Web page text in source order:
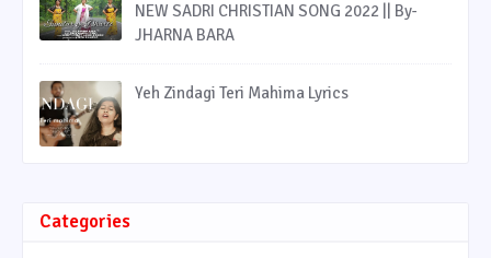
NEW SADRI CHRISTIAN SONG 2022 || By-
JHARNA BARA
Yeh Zindagi Teri Mahima Lyrics
Categories